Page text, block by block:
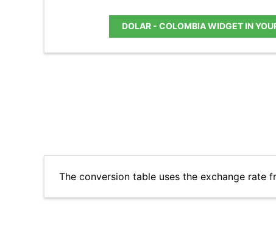
DOLAR - COLOMBIA WIDGET IN
The conversion table uses the exchange rate